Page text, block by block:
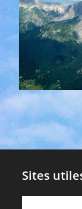
Sites